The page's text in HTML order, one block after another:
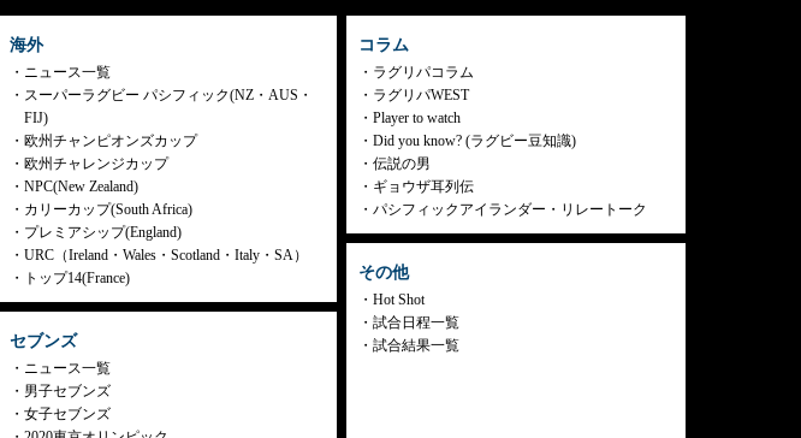
海外
ニュース一覧
スーパーラグビー パシフィック(NZ・AUS・
FIJ)
欧州チャンピオンズカップ
欧州チャレンジカップ
NPC(New Zealand)
カリーカップ(South Africa)
プレミアシップ(England)
URC（Ireland・Wales・Scotland・Italy・SA）
トップ14(France)
セブンズ
ニュース一覧
男子セブンズ
女子セブンズ
コラム
ラグリパコラム
ラグリパWEST
Player to watch
Did you know? (ラグビー豆知識)
伝説の男
ギョウザ耳列伝
パシフィックアイランダー・リレートーク
その他
Hot Shot
試合日程一覧
試合結果一覧